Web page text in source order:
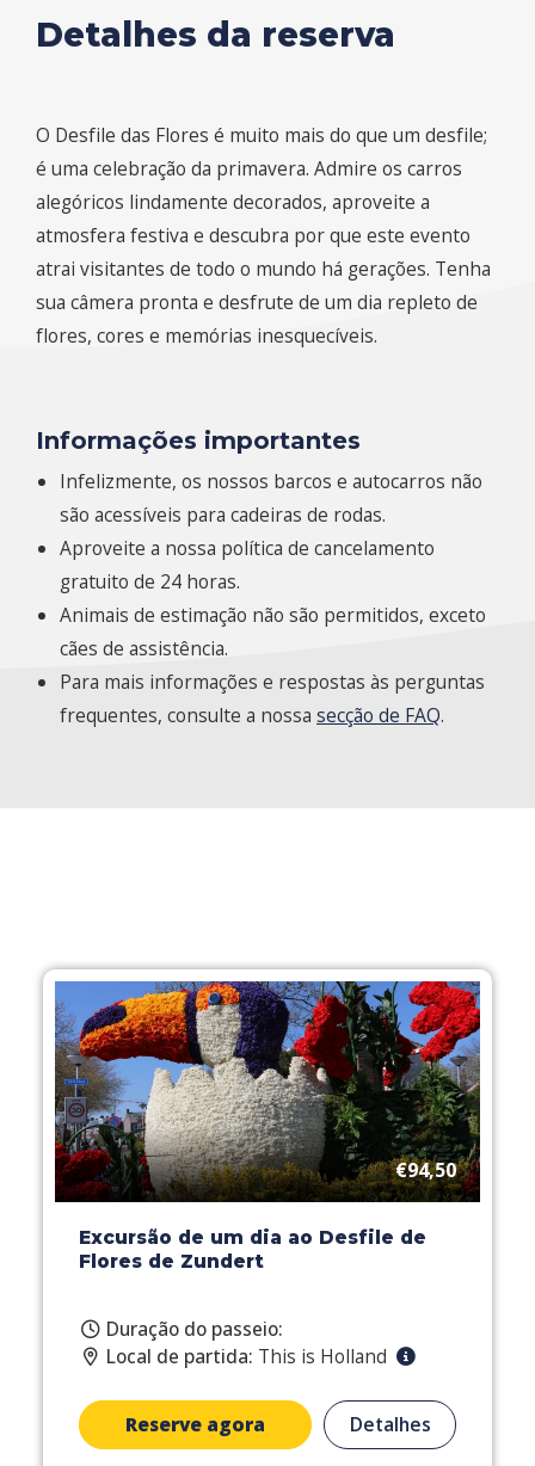
Detalhes da reserva
O Desfile das Flores é muito mais do que um desfile;
é uma celebração da primavera. Admire os carros
alegóricos lindamente decorados, aproveite a
atmosfera festiva e descubra por que este evento
atrai visitantes de todo o mundo há gerações. Tenha
sua câmera pronta e desfrute de um dia repleto de
flores, cores e memórias inesquecíveis.
Informações importantes
Infelizmente, os nossos barcos e autocarros não
são acessíveis para cadeiras de rodas.
Aproveite a nossa política de cancelamento
gratuito de 24 horas.
Animais de estimação não são permitidos, exceto
cães de assistência.
Para mais informações e respostas às perguntas
frequentes, consulte a nossa secção de FAQ.
€94,50
Excursão de um dia ao Desfile de
Flores de Zundert
Duração do passeio:
Local de partida: This is Holland
Reserve agora Detalhes